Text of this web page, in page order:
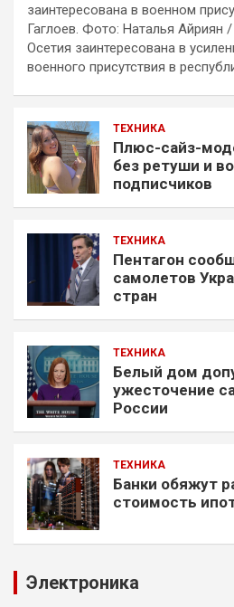
заинтересована в военном
Гаглоев. Фото: Наталья
Осетия заинтересована в
военного присутствия в
ТЕХНИКА
Плюс-сайз-
без ретуши и
подписчиков
ТЕХНИКА
Пентагон
самолетов
стран
ТЕХНИКА
Белый дом
ужесточение
России
ТЕХНИКА
Банки обяжут
стоимость
Электроника